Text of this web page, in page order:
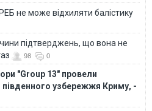
не може відхиляти балістику
підтверджень, що вона не
98 0
"Group 13" провели
південного узбережжя Криму, -